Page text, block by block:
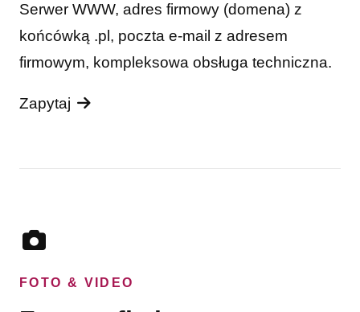
Serwer WWW, adres firmowy (domena) z
końcówką .pl, poczta e-mail z adresem
firmowym, kompleksowa obsługa techniczna.
Zapytaj
FOTO & VIDEO